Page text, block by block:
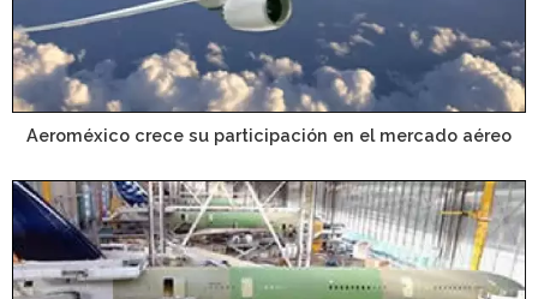
Aeroméxico crece su participación en el mercado aéreo